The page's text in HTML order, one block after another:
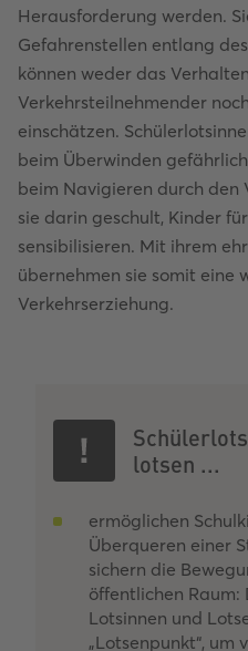
Herausforderung werden.
Gefahrenstellen entlang
können weder das
Verkehrsteilnehmender
einschätzen.
beim Überwinden
beim Navigieren durch den
sie darin geschult, Kinder
sensibilisieren. Mit ihrem
übernehmen sie somit eine
Verkehrserziehung.
lotsen ...
ermöglichen
Überqueren einer
sichern die
öffentlichen Raum:
Lotsinnen und
„Lotsenpunkt“, um